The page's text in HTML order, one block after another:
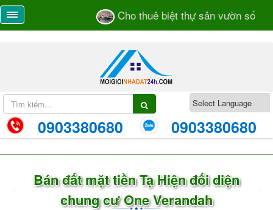
Cho thuê biệt thự sân vườn số 55/28
0903380680 0903380680
Bán đất mặt tiền Tạ Hiện đối diện
chung cư One Verandah